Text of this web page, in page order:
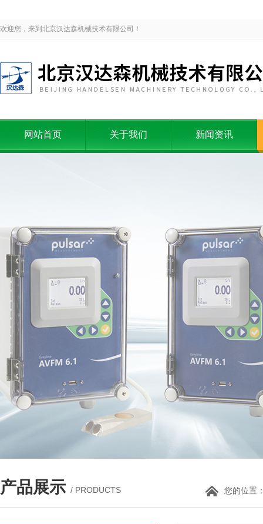
欢迎您，来到北京汉达森机械技术有限公司！
网站首页 关于我们 新闻资讯
产品展示 / PRODUCTS 您的位置